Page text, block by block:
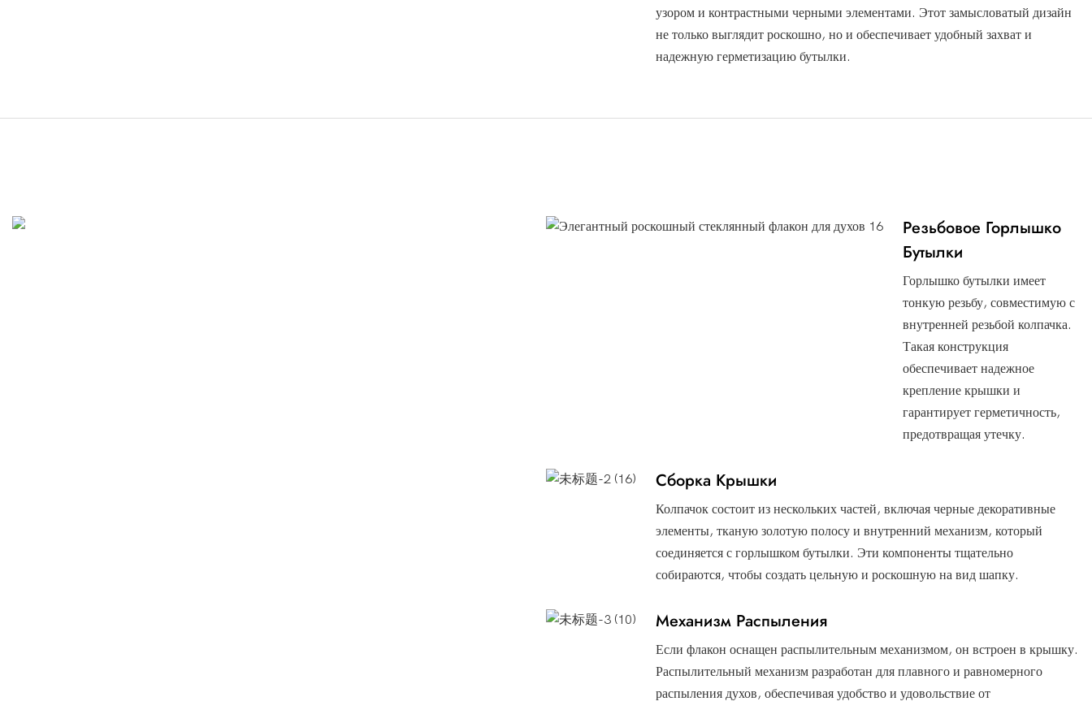
узором и контрастными черными элементами. Этот замысловатый дизайн
не только выглядит роскошно, но и обеспечивает удобный захват и
надежную герметизацию бутылки.
Резьбовое Горлышко
Бутылки
Горлышко бутылки имеет
тонкую резьбу, совместимую с
внутренней резьбой колпачка.
Такая конструкция
обеспечивает надежное
крепление крышки и
гарантирует герметичность,
предотвращая утечку.
Сборка Крышки
Колпачок состоит из нескольких частей, включая черные декоративные
элементы, тканую золотую полосу и внутренний механизм, который
соединяется с горлышком бутылки. Эти компоненты тщательно
собираются, чтобы создать цельную и роскошную на вид шапку.
Механизм Распыления
Если флакон оснащен распылительным механизмом, он встроен в крышку.
Распылительный механизм разработан для плавного и равномерного
распыления духов, обеспечивая удобство и удовольствие от